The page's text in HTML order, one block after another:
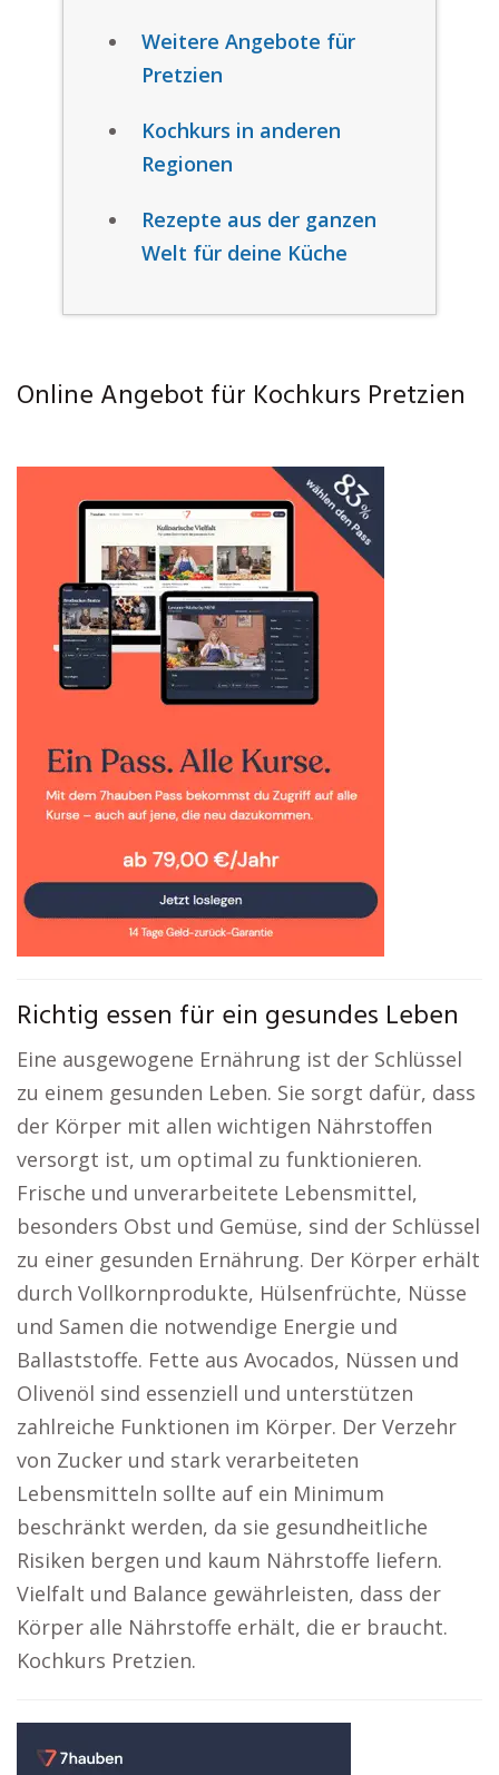
Weitere Angebote für
Pretzien
Kochkurs in anderen
Regionen
Rezepte aus der ganzen
Welt für deine Küche
Online Angebot für Kochkurs Pretzien
Richtig essen für ein gesundes Leben
Eine ausgewogene Ernährung ist der Schlüssel
zu einem gesunden Leben. Sie sorgt dafür, dass
der Körper mit allen wichtigen Nährstoffen
versorgt ist, um optimal zu funktionieren.
Frische und unverarbeitete Lebensmittel,
besonders Obst und Gemüse, sind der Schlüssel
zu einer gesunden Ernährung. Der Körper erhält
durch Vollkornprodukte, Hülsenfrüchte, Nüsse
und Samen die notwendige Energie und
Ballaststoffe. Fette aus Avocados, Nüssen und
Olivenöl sind essenziell und unterstützen
zahlreiche Funktionen im Körper. Der Verzehr
von Zucker und stark verarbeiteten
Lebensmitteln sollte auf ein Minimum
beschränkt werden, da sie gesundheitliche
Risiken bergen und kaum Nährstoffe liefern.
Vielfalt und Balance gewährleisten, dass der
Körper alle Nährstoffe erhält, die er braucht.
Kochkurs Pretzien.